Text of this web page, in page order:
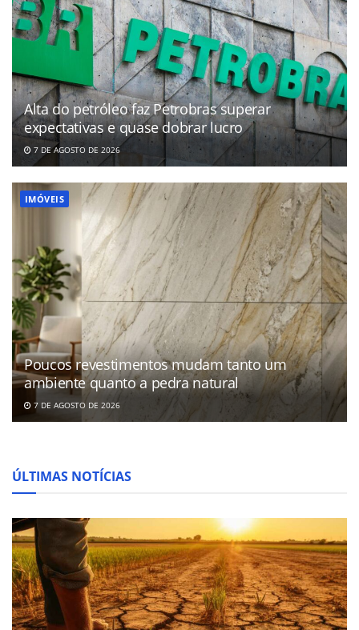
Alta do petróleo faz Petrobras superar
expectativas e quase dobrar lucro
7 DE AGOSTO DE 2026
IMÓVEIS
Poucos revestimentos mudam tanto um
ambiente quanto a pedra natural
7 DE AGOSTO DE 2026
ÚLTIMAS NOTÍCIAS